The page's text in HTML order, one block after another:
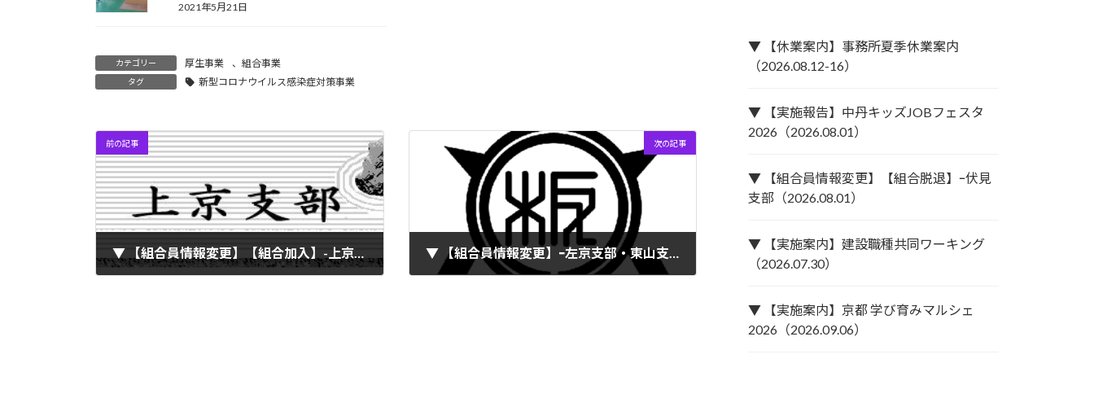
2021年5月21日
カテゴリー 厚生事業 、 組合事業
タグ 新型コロナウイルス感染症対策事業
前の記事
▼ 【組合員情報変更】【組合加入】-上京支部（2020.04.16）
次の記事
▼ 【組合員情報変更】ｰ左京支部・東山支部（2020.05.07）
▼ 【休業案内】事務所夏季休業案内
（2026.08.12-16）
▼ 【実施報告】中丹キッズJOBフェスタ
2026（2026.08.01）
▼ 【組合員情報変更】【組合脱退】ｰ伏見
支部（2026.08.01）
▼ 【実施案内】建設職種共同ワーキング
（2026.07.30）
▼ 【実施案内】京都 学び育みマルシェ
2026（2026.09.06）